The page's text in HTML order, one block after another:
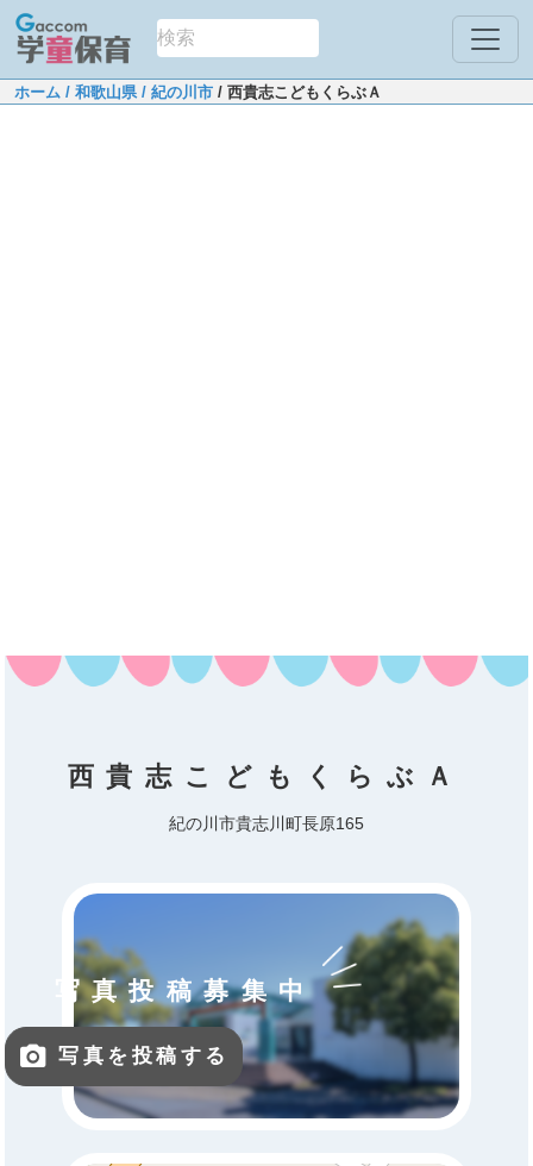
ホーム / 和歌山県/ 紀の川市 / 西貴志こどもくらぶＡ
西貴志こどもくらぶＡ
紀の川市貴志川町長原165
写真投稿募集中
写真を投稿する